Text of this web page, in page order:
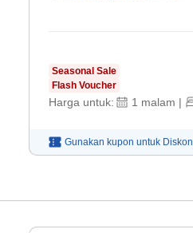
Seasonal Sale
Flash Voucher
Harga untuk: 1 malam |
Gunakan kupon untuk Diskon